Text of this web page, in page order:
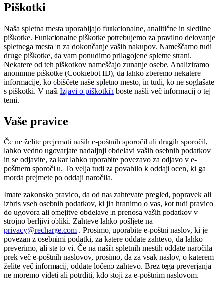
Piškotki
Naša spletna mesta uporabljajo funkcionalne, analitične in sledilne
piškotke. Funkcionalne piškotke potrebujemo za pravilno delovanje
spletnega mesta in za dokončanje vaših nakupov. Nameščamo tudi
druge piškotke, da vam ponudimo prilagojene spletne strani.
Nekatere od teh piškotkov nameščajo zunanje osebe. Analiziramo
anonimne piškotke (Cookiebot ID), da lahko zberemo nekatere
informacije, ko obiščete naše spletno mesto, in tudi, ko ne soglašate
s piškotki. V naši Izjavi o piškotkih boste našli več informacij o tej
temi.
Vaše pravice
Če ne želite prejemati naših e-poštnih sporočil ali drugih sporočil,
lahko vedno ugovarjate nadaljnji obdelavi vaših osebnih podatkov
in se odjavite, za kar lahko uporabite povezavo za odjavo v e-
poštnem sporočilu. To velja tudi za povabilo k oddaji ocen, ki ga
morda prejmete po oddaji naročila.
Imate zakonsko pravico, da od nas zahtevate pregled, popravek ali
izbris vseh osebnih podatkov, ki jih hranimo o vas, kot tudi pravico
do ugovora ali omejitve obdelave in prenosa vaših podatkov v
strojno berljivi obliki. Zahteve lahko pošljete na
privacy@recharge.com . Prosimo, uporabite e-poštni naslov, ki je
povezan z osebnimi podatki, za katere oddate zahtevo, da lahko
preverimo, ali ste to vi. Če na naših spletnih mestih oddate naročila
prek več e-poštnih naslovov, prosimo, da za vsak naslov, o katerem
želite več informacij, oddate ločeno zahtevo. Brez tega preverjanja
ne moremo videti ali potrditi, kdo stoji za e-poštnim naslovom.